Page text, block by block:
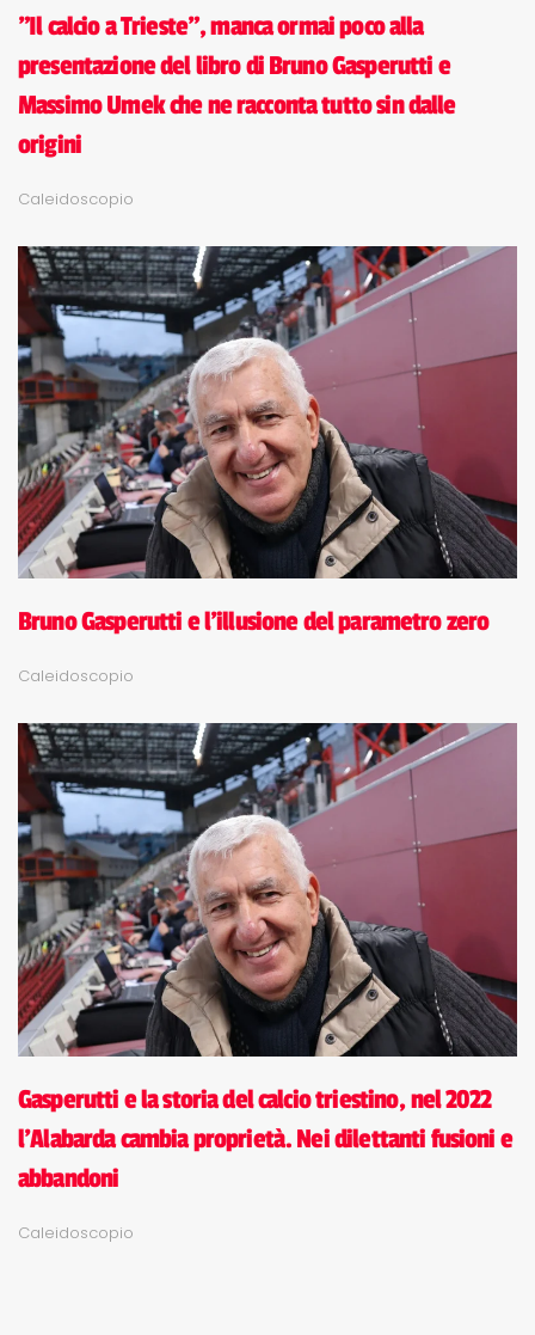
"Il calcio a Trieste", manca ormai poco alla
presentazione del libro di Bruno Gasperutti e
Massimo Umek che ne racconta tutto sin dalle
origini
Caleidoscopio
Bruno Gasperutti e l'illusione del parametro zero
Caleidoscopio
Gasperutti e la storia del calcio triestino, nel 2022
l'Alabarda cambia proprietà. Nei dilettanti fusioni e
abbandoni
Caleidoscopio